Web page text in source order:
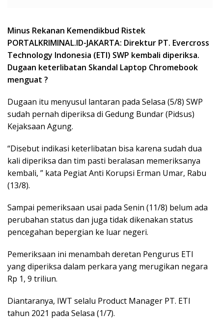
Minus Rekanan Kemendikbud Ristek
PORTALKRIMINAL.ID-JAKARTA: Direktur PT. Evercross
Technology Indonesia (ETI) SWP kembali diperiksa.
Dugaan keterlibatan Skandal Laptop Chromebook
menguat ?
Dugaan itu menyusul lantaran pada Selasa (5/8) SWP
sudah pernah diperiksa di Gedung Bundar (Pidsus)
Kejaksaan Agung.
“Disebut indikasi keterlibatan bisa karena sudah dua
kali diperiksa dan tim pasti beralasan memeriksanya
kembali, ” kata Pegiat Anti Korupsi Erman Umar, Rabu
(13/8).
Sampai pemeriksaan usai pada Senin (11/8) belum ada
perubahan status dan juga tidak dikenakan status
pencegahan bepergian ke luar negeri.
Pemeriksaan ini menambah deretan Pengurus ETI
yang diperiksa dalam perkara yang merugikan negara
Rp 1, 9 triliun.
Diantaranya, IWT selalu Product Manager PT. ETI
tahun 2021 pada Selasa (1/7).